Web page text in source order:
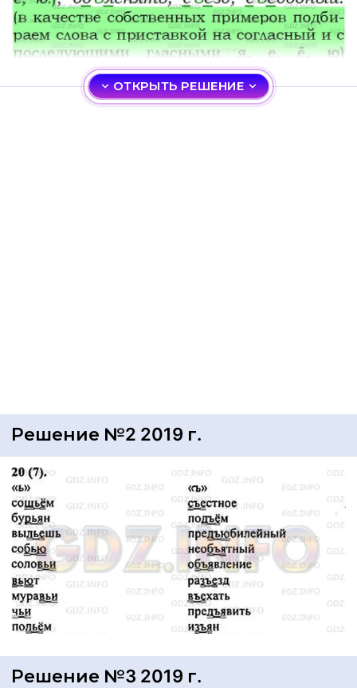
ОТКРЫТЬ РЕШЕНИЕ
Решение №2 2019 г.
Решение №3 2019 г.